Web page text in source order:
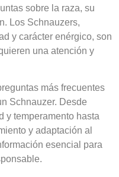
sobre la raza, su
Los Schnauzers,
y carácter enérgico, son
una atención y
más frecuentes
Schnauzer. Desde
y temperamento hasta
y adaptación al
esencial para